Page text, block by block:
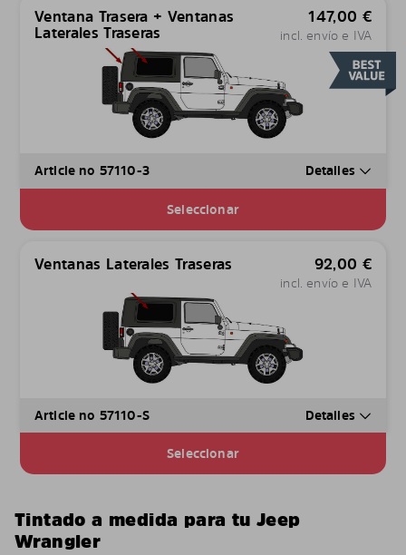
Ventana Trasera + Ventanas
Laterales Traseras
147,00 €
incl. envío e IVA
Article no 57110-3 Detalles
Seleccionar
Ventanas Laterales Traseras 92,00 €
incl. envío e IVA
Article no 57110-S Detalles
Seleccionar
Tintado a medida para tu Jeep
Wrangler